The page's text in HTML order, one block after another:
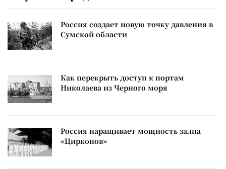
Россия создает новую точку давления в
Сумской области
Как перекрыть доступ к портам
Николаева из Черного моря
Россия наращивает мощность залпа
«Цирконов»